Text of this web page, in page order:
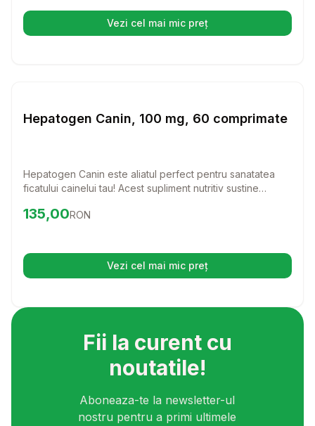
Vezi cel mai mic preț(se deschide într-o filă nouă)
Vitamine & Suplimente Caini
Hepatogen Canin, 100 mg, 60 comprimate
Hepatogen Canin este aliatul perfect pentru sanatatea
ficatului cainelui tau! Acest supliment nutritiv sustine
sanatos.
Preț:135.00 RON
135,00RON
Vezi cel mai mic preț(se deschide într-o filă nouă)
Fii la curent cu
noutatile!
Aboneaza-te la newsletter-ul
nostru pentru a primi ultimele